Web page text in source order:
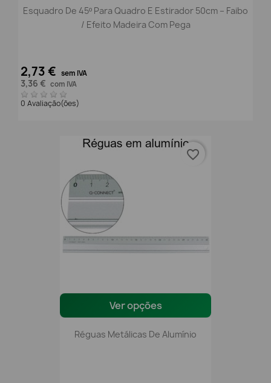
Esquadro De 45º Para Quadro E Estirador 50cm – Faibo
/ Efeito Madeira Com Pega
2,73 € sem IVA
3,36 € com IVA
0 Avaliação(ões)
Ver opções
Réguas Metálicas De Alumínio
favorite_border